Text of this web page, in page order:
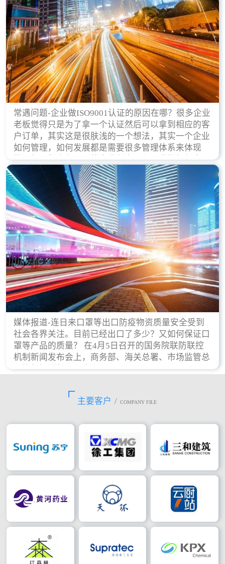
常遇问题-企业做ISO9001认证的原因在哪？很多企业
老板觉得只是为了拿一个认证然后可以拿到相应的客
户订单，其实这是很肤浅的一个想法，其实一个企业
如何管理，如何发展都是需要很多管理体系来体现
的，每天都会有不同的企业创立，但是我们如何去证
实一个企业的合法，有质量保证了？这就是ISO9001
认证体现价值的时候，那么键锋小编就来细说下企业
做ISO9001认证的根本原因。
媒体报道-连日来口罩等出口防疫物资质量安全受到
社会各界关注。目前已经出口了多少？又如何保证口
罩等产品的质量？ 在4月5日召开的国务院联防联控
机制新闻发布会上，商务部、海关总署、市场监管总
局等部门进行了回应。
主要客户 / COMPANY FILE